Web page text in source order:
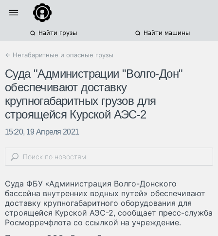
Найти грузы Найти машины
← Негабаритные и опасные грузы
Суда "Администрации "Волго-Дон"
обеспечивают доставку
крупногабаритных грузов для
строящейся Курской АЭС-2
15:20, 19 Апреля 2021
Суда ФБУ «Администрация Волго-Донского
бассейна внутренних водных путей» обеспечивают
доставку крупногабаритного оборудования для
строящейся Курской АЭС-2, сообщает пресс-служба
Росморречфлота со ссылкой на учреждение.